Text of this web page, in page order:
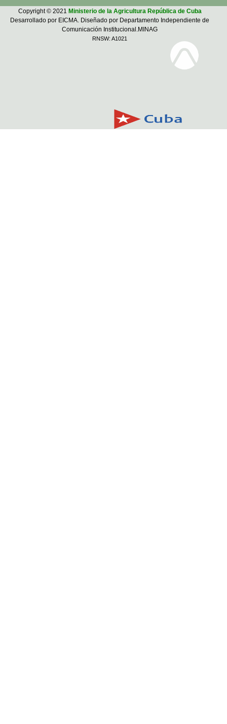
Copyright © 2021 Ministerio de la Agricultura República de Cuba
Desarrollado por EICMA. Diseñado por Departamento Independiente de
Comunicación Institucional.MINAG
RNSW: A1021